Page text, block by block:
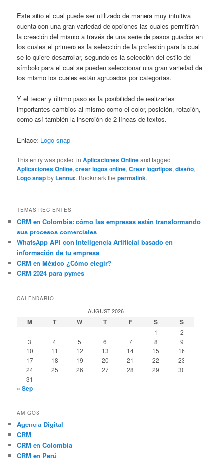
Este sitio el cual puede ser utilizado de manera muy intuitiva
cuenta con una gran variedad de opciones las cuales permitirán
la creación del mismo a través de una serie de pasos guiados en
los cuales el primero es la selección de la profesión para la cual
se lo quiere desarrollar, segundo es la selección del estilo del
símbolo para el cual se pueden seleccionar una gran variedad de
los mismo los cuales están agrupados por categorías.
Y el tercer y último paso es la posibilidad de realizarles
importantes cambios al mismo como el color, posición, rotación,
como así también la inserción de 2 líneas de textos.
Enlace: Logo snap
This entry was posted inAplicaciones Onlineand tagged
Aplicaciones Online,crear logos online,Crear logotipos,diseño,
Logo snapby Lennuc. Bookmark thepermalink.
TEMAS RECIENTES
CRM en Colombia: cómo las empresas están transformando
sus procesos comerciales
WhatsApp API con Inteligencia Artificial basado en
información de tu empresa
CRM en México ¿Cómo elegir?
CRM 2024 para pymes
CALENDARIO
AUGUST 2026
M T W T F S S
1
2
3
4 5 6 7 8
9
10
11 12 13 14 15
16
17
18 19 20 21 22
23
24
25 26 27 28 29
30
31
« Sep
AMIGOS
Agencia Digital
CRM
CRM en Colombia
CRM en Perú